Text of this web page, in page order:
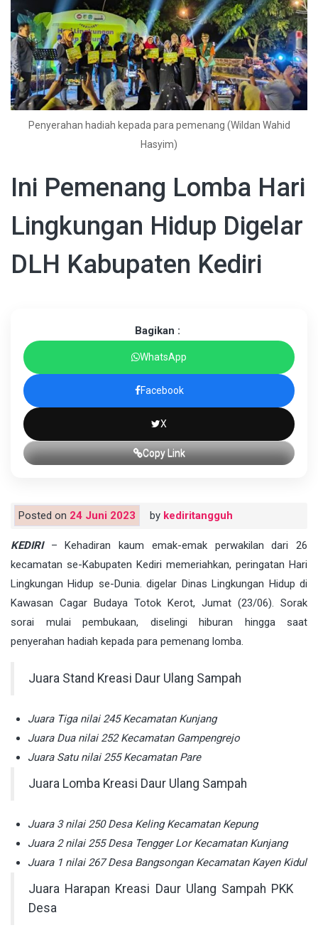
Penyerahan hadiah kepada para pemenang (Wildan Wahid
Hasyim)
Ini Pemenang Lomba Hari
Lingkungan Hidup Digelar
DLH Kabupaten Kediri
Bagikan :
WhatsApp
Facebook
X
Copy Link
Posted on 24 Juni 2023 by kediritangguh
KEDIRI– Kehadiran kaum emak-emak perwakilan dari 26
kecamatan se-Kabupaten Kediri memeriahkan, peringatan Hari
Lingkungan Hidup se-Dunia. digelar Dinas Lingkungan Hidup di
Kawasan Cagar Budaya Totok Kerot, Jumat (23/06). Sorak
sorai mulai pembukaan, diselingi hiburan hingga saat
penyerahan hadiah kepada para pemenang lomba.
Juara Stand Kreasi Daur Ulang Sampah
Juara Tiga nilai 245 Kecamatan Kunjang
Juara Dua nilai 252 Kecamatan Gampengrejo
Juara Satu nilai 255 Kecamatan Pare
Juara Lomba Kreasi Daur Ulang Sampah
Juara 3 nilai 250 Desa Keling Kecamatan Kepung
Juara 2 nilai 255 Desa Tengger Lor Kecamatan Kunjang
Juara 1 nilai 267 Desa Bangsongan Kecamatan Kayen Kidul
Juara Harapan Kreasi Daur Ulang Sampah PKK
Desa